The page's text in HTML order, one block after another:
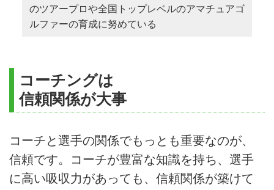
のツアープロや全国トップレベルのアマチュアゴ
ルファーの育成に努めている
コーチングは
信頼関係が大事
コーチと選手の関係でもっとも重要なのが、
信頼です。コーチが豊富な知識を持ち、選手
に高い吸収力があっても、信頼関係が築けて